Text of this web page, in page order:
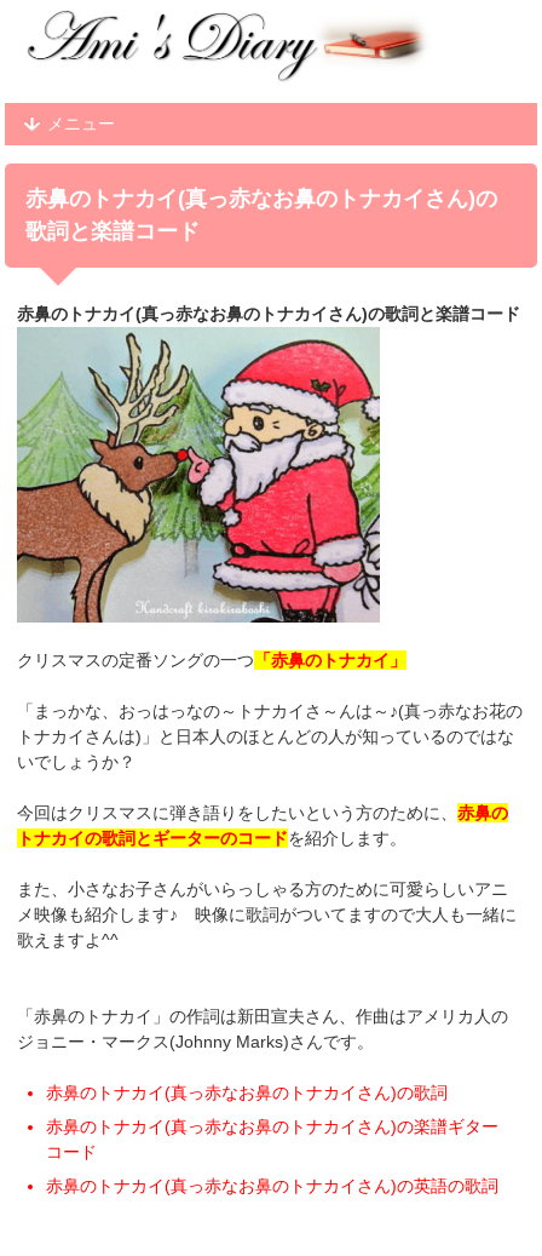
メニュー
赤鼻のトナカイ(真っ赤なお鼻のトナカイさん)の
歌詞と楽譜コード
赤鼻のトナカイ(真っ赤なお鼻のトナカイさん)の歌詞と楽譜コード
クリスマスの定番ソングの一つ 「赤鼻のトナカイ」
「まっかな、おっはっなの～トナカイさ～んは～♪(真っ赤なお花の
トナカイさんは)」と日本人のほとんどの人が知っているのではな
いでしょうか？
今回はクリスマスに弾き語りをしたいという方のために、赤鼻の
トナカイの歌詞とギーターのコードを紹介します。
また、小さなお子さんがいらっしゃる方のために可愛らしいアニ
メ映像も紹介します♪ 映像に歌詞がついてますので大人も一緒に
歌えますよ^^
「赤鼻のトナカイ」の作詞は新田宣夫さん、作曲はアメリカ人の
ジョニー・マークス(Johnny Marks)さんです。
赤鼻のトナカイ(真っ赤なお鼻のトナカイさん)の歌詞
赤鼻のトナカイ(真っ赤なお鼻のトナカイさん)の楽譜ギター
コード
赤鼻のトナカイ(真っ赤なお鼻のトナカイさん)の英語の歌詞